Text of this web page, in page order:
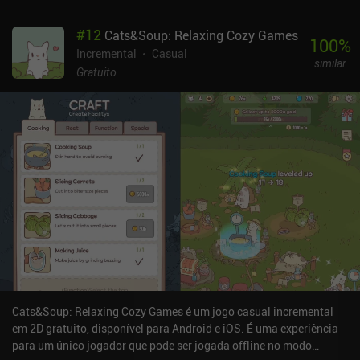
Felizmente, como em qualquer bom jogo ocioso, podemos, em
algum momento, obter prestígio para zerar todo o progresso e, ao
mesmo tempo, manter alguns bônus permanentes que nos
monetizado por meio de anúncios forçados, anúncios
incentivados e muitos iAPs. Embora os anúncios possam ser
removidos por US$ 9,99, o jogo ainda promove outras compras
que nos permitem ter sessões de jogo mais longas e progredir
mais rapidamente. Para alguns jogadores, temo que essa
monetização possa diminuir a diversão, fazendo com que o jogo
pareça mais uma tarefa do que um jogo. Se você conseguir ignorar
a monetização e a rotina, é um jogo sólido e ocioso que, na minha
opinião, os fãs do gênero vão gostar.
#12 Cats&Soup: Relaxing Cozy Games
Incremental
Casual
Gratuito
100%
similar
Cats&Soup: Relaxing Cozy Games é um jogo casual incremental
em 2D gratuito, disponível para Android e iOS. É uma experiência
para um único jogador que pode ser jogada offline no modo